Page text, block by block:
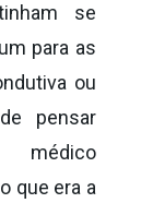
se
para as
ou
pensar
que era a